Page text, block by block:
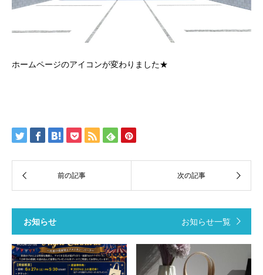
ホームページのアイコンが変わりました★
お知らせ お知らせ一覧